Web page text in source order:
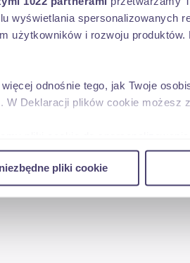
wyświetlania spersonalizowanych
użytkowników i rozwoju
odnośnie tego, jak Twoje
. W Deklaracji plików cookie możesz
Informacje o tym, jak
i analitycznym. Partnerzy mogą
korzystania z ich usług.
pliki cookie